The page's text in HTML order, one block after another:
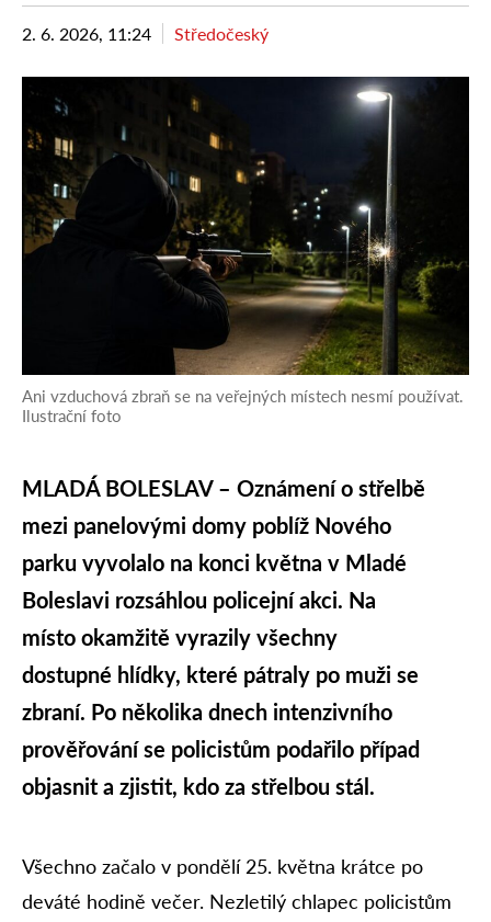
2. 6. 2026, 11:24 Středočeský
Ani vzduchová zbraň se na veřejných místech nesmí používat.
Ilustrační foto
MLADÁ BOLESLAV – Oznámení o střelbě
mezi panelovými domy poblíž Nového
parku vyvolalo na konci května v Mladé
Boleslavi rozsáhlou policejní akci. Na
místo okamžitě vyrazily všechny
dostupné hlídky, které pátraly po muži se
zbraní. Po několika dnech intenzivního
prověřování se policistům podařilo případ
objasnit a zjistit, kdo za střelbou stál.
Všechno začalo v pondělí 25. května krátce po
deváté hodině večer. Nezletilý chlapec policistům